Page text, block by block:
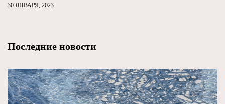
30 ЯНВАРЯ, 2023
Последние новости